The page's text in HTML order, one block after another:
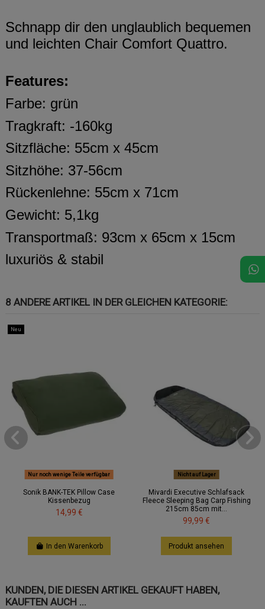
Schnapp dir den unglaublich bequemen
und leichten Chair Comfort Quattro.
Features:
Farbe: grün
Tragkraft: -160kg
Sitzfläche: 55cm x 45cm
Sitzhöhe: 37-56cm
Rückenlehne: 55cm x 71cm
Gewicht: 5,1kg
Transportmaß: 93cm x 65cm x 15cm
luxuriös & stabil
8 ANDERE ARTIKEL IN DER GLEICHEN KATEGORIE:
Neu
Nur noch wenige Teile verfügbar
Sonik BANK-TEK Pillow Case
Kissenbezug
14,99 €
In den Warenkorb
Nicht auf Lager
Mivardi Executive Schlafsack
Fleece Sleeping Bag Carp Fishing
215cm 85cm mit...
99,99 €
Produkt ansehen
KUNDEN, DIE DIESEN ARTIKEL GEKAUFT HABEN,
KAUFTEN AUCH ...